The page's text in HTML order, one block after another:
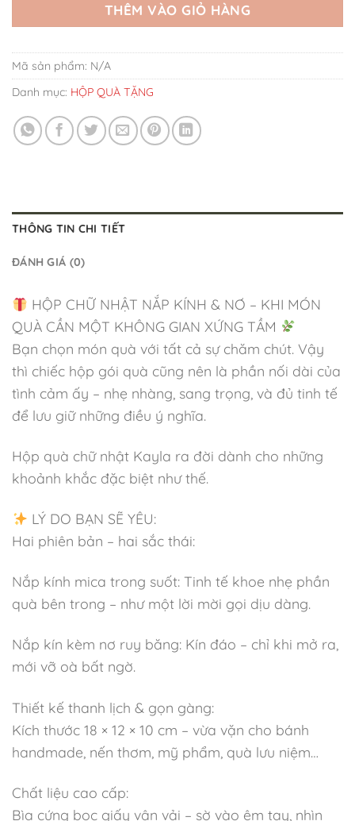
THÊM VÀO GIỎ HÀNG
Mã sản phẩm: N/A
Danh mục: HỘP QUÀ TẶNG
THÔNG TIN CHI TIẾT
ĐÁNH GIÁ (0)
HỘP CHỮ NHẬT NẮP KÍNH & NƠ – KHI MÓN
QUÀ CẦN MỘT KHÔNG GIAN XỨNG TẦM
Bạn chọn món quà với tất cả sự chăm chút. Vậy
thì chiếc hộp gói quà cũng nên là phần nối dài của
tình cảm ấy – nhẹ nhàng, sang trọng, và đủ tinh tế
để lưu giữ những điều ý nghĩa.
Hộp quà chữ nhật Kayla ra đời dành cho những
khoảnh khắc đặc biệt như thế.
LÝ DO BẠN SẼ YÊU:
Hai phiên bản – hai sắc thái:
Nắp kính mica trong suốt: Tinh tế khoe nhẹ phần
quà bên trong – như một lời mời gọi dịu dàng.
Nắp kín kèm nơ ruy băng: Kín đáo – chỉ khi mở ra,
mới vỡ oà bất ngờ.
Thiết kế thanh lịch & gọn gàng:
Kích thước 18 × 12 × 10 cm – vừa vặn cho bánh
handmade, nến thơm, mỹ phẩm, quà lưu niệm…
Chất liệu cao cấp:
Bìa cứng bọc giấy vân vải – sờ vào êm tay, nhìn